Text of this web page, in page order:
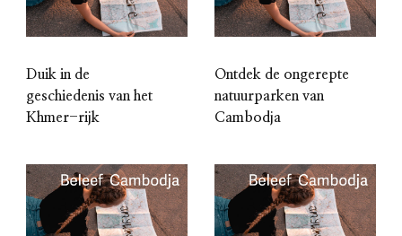
Duik in de
geschiedenis van het
Khmer-rijk
Ontdek de ongerepte
natuurparken van
Cambodja